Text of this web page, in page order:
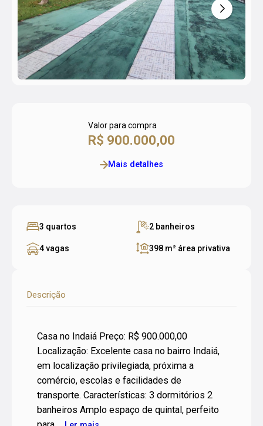
Valor para compra
R$ 900.000,00
Mais detalhes
3 quartos 2 banheiros
4 vagas 398 m² área privativa
Descrição
Casa no Indaiá Preço: R$ 900.000,00
Localização: Excelente casa no bairro Indaiá,
em localização privilegiada, próxima a
comércio, escolas e facilidades de
transporte. Características: 3 dormitórios 2
banheiros Amplo espaço de quintal, perfeito